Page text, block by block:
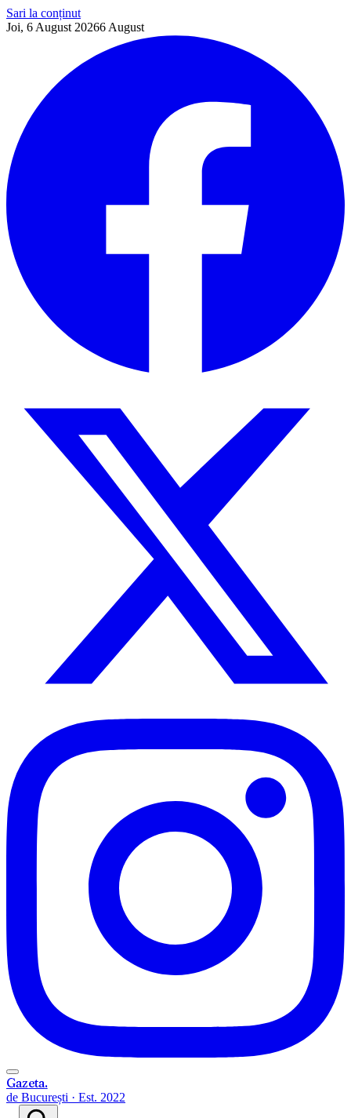
Sari la conținut
Joi, 6 August 20266 August
Gazeta.
de București · Est. 2022